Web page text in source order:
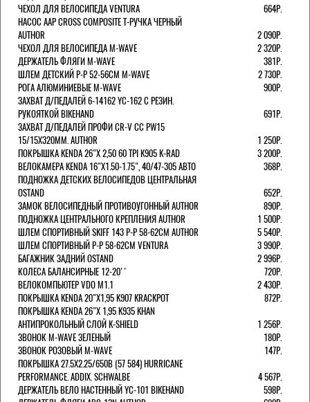
ЧЕХОЛ ДЛЯ ВЕЛОСИПЕДА VENTURA
664Р.
НАСОС AAP CROSS COMPOSITE Т-РУЧКА ЧЕРНЫЙ
AUTHOR
2 090Р.
ЧЕХОЛ ДЛЯ ВЕЛОСИПЕДА M-WAVE
2 320Р.
ДЕРЖАТЕЛЬ ФЛЯГИ M-WAVE
381Р.
ШЛЕМ ДЕТСКИЙ Р-Р 52-56СМ M-WAVE
2 730Р.
РОГА АЛЮМИНИЕВЫЕ M-WAVE
900Р.
ЗАХВАТ Д/ПЕДАЛЕЙ 6-14162 YC-162 С РЕЗИН.
РУКОЯТКОЙ BIKEHAND
691Р.
ЗАХВАТ Д/ПЕДАЛЕЙ ПРОФИ CR-V CC PW15
15/15X320ММ. AUTHOR
1 250Р.
ПОКРЫШКА KENDA 26"Х 2,50 60 TPI K905 K-RAD
3 200Р.
ВЕЛОКАМЕРА KENDA 16"Х1.50-1.75", 40/47-305 АВТО
368Р.
ПОДНОЖКА ДЕТСКИХ ВЕЛОСИПЕДОВ ЦЕНТРАЛЬНАЯ
OSTAND
652Р.
ЗАМОК ВЕЛОСИПЕДНЫЙ ПРОТИВОУГОННЫЙ AUTHOR
890Р.
ПОДНОЖКА ЦЕНТРАЛЬНОГО КРЕПЛЕНИЯ AUTHOR
1 500Р.
ШЛЕМ СПОРТИВНЫЙ SKIFF 143 Р-Р 58-62СМ AUTHOR
5 540Р.
ШЛЕМ СПОРТИВНЫЙ Р-Р 58-62СМ VENTURA
3 990Р.
БАГАЖНИК ЗАДНИЙ OSTAND
2 996Р.
КОЛЕСА БАЛАНСИРНЫЕ 12-20''
720Р.
ВЕЛОКОМПЬЮТЕР VDO M1.1
2 430Р.
ПОКРЫШКА KENDA 20"Х1,95 K907 KRACKPOT
872Р.
ПОКРЫШКА KENDA 26"Х 1,95 K935 KHAN
АНТИПРОКОЛЬНЫЙ СЛОЙ K-SHIELD
1 256Р.
ЗВОНОК M-WAVE ЗЕЛЕНЫЙ
180Р.
ЗВОНОК РОЗОВЫЙ M-WAVE
147Р.
ПОКРЫШКА 27.5X2.25/650B (57 584) HURRICANE
PERFORMANCE. ADDIX. SCHWALBE
4 567Р.
ДЕРЖАТЕЛЬ ВЕЛО НАСТЕННЫЙ YC-101 BIKEHAND
598Р.